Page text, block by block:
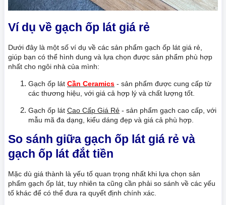
Ví dụ về gạch ốp lát giá rẻ
Dưới đây là một số ví dụ về các sản phẩm gạch ốp lát giá rẻ,
giúp bạn có thể hình dung và lựa chọn được sản phẩm phù hợp
nhất cho ngôi nhà của mình:
Gạch ốp lát Cần Ceramics - sản phẩm được cung cấp từ
các thương hiệu, với giá cả hợp lý và chất lượng tốt.
Gạch ốp lát Cao Cấp Giá Rẻ - sản phẩm gạch cao cấp, với
mẫu mã đa dạng, kiểu dáng đẹp và giá cả phù hợp.
So sánh giữa gạch ốp lát giá rẻ và
gạch ốp lát đắt tiền
Mặc dù giá thành là yếu tố quan trọng nhất khi lựa chọn sản
phẩm gạch ốp lát, tuy nhiên ta cũng cần phải so sánh về các yếu
tố khác để có thể đưa ra quyết định chính xác.